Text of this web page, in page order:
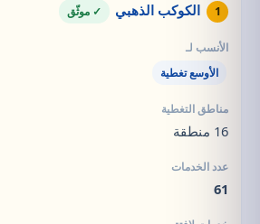
1 الكوكب الذهبي ✓ موثّق
الأوسع تغطية
16 منطقة
61